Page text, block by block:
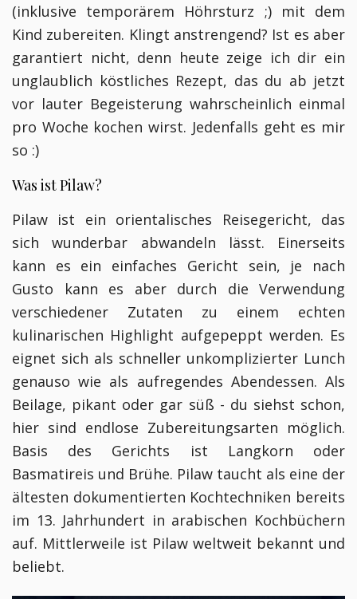
(inklusive temporärem Höhrsturz ;) mit dem
Kind zubereiten. Klingt anstrengend? Ist es aber
garantiert nicht, denn heute zeige ich dir ein
unglaublich köstliches Rezept, das du ab jetzt
vor lauter Begeisterung wahrscheinlich einmal
pro Woche kochen wirst. Jedenfalls geht es mir
so :)
Was ist Pilaw?
Pilaw ist ein orientalisches Reisegericht, das
sich wunderbar abwandeln lässt. Einerseits
kann es ein einfaches Gericht sein, je nach
Gusto kann es aber durch die Verwendung
verschiedener Zutaten zu einem echten
kulinarischen Highlight aufgepeppt werden. Es
eignet sich als schneller unkomplizierter Lunch
genauso wie als aufregendes Abendessen. Als
Beilage, pikant oder gar süß - du siehst schon,
hier sind endlose Zubereitungsarten möglich.
Basis des Gerichts ist Langkorn oder
Basmatireis und Brühe. Pilaw taucht als eine der
ältesten dokumentierten Kochtechniken bereits
im 13. Jahrhundert in arabischen Kochbüchern
auf. Mittlerweile ist Pilaw weltweit bekannt und
beliebt.